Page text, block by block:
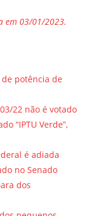
em 03/01/2023.
potência de
22 não é votado
“IPTU Verde”,
é adiada
no Senado
dos